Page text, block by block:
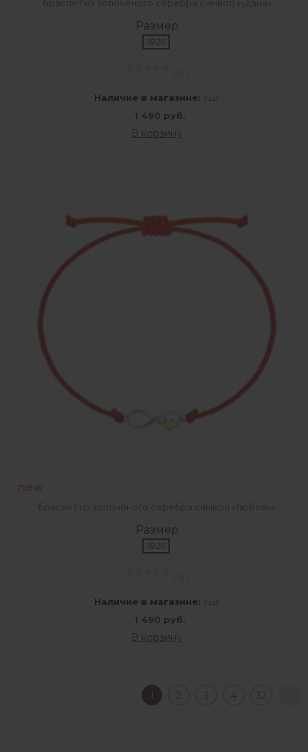
браслет из золочёного серебра.символ «удача»
Размер
16\20
Наличие в магазине: 1 шт
1 490 руб.
В корзину
браслет из золочёного серебра.символ «любовь»
Размер
16\20
Наличие в магазине: 1 шт
1 490 руб.
В корзину
1 2 3 4 32